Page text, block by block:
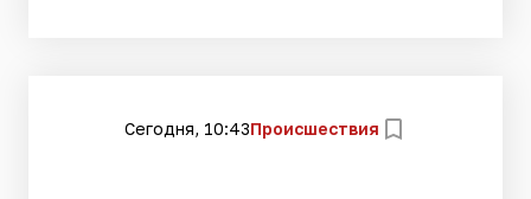
Сегодня, 10:43Происшествия